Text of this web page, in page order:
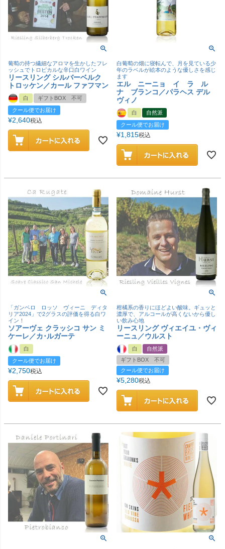
葡萄の持つ繊細なアロマを生かしたフレ
ッシュでトロピカルな辛口白ワイン
リースリング シルバーベルク
トロッケン／カール ファフマン
白
ギフトBOX 不可
クール便でお届け
¥2,640税込
白葡萄の畑に寝転んで、月を見ている少
年のラベルが絵本のような優しさを感じ
ます
エル ニーニョ イ ラ ル
ナ ブランコ／パラヘス デル
ヴィノ
白
自然派
クール便でお届け
¥1,815税込
「ガンベロ ロッソ ヴィーニ ディタ
リア2024」で2グラスの評価を得る白ワ
イン！
ソアーヴェ クラッシコ サン ミ
ケーレ／カ･ルガーテ
白
クール便でお届け
¥2,750税込
柑橘系の香りにほどよい酸味。ギュッと
濃厚で、アルコールが高くないから優し
い飲み心地
リースリング ヴィエイユ・ヴィ
ーニュ／ウルスト
白
自然派
ギフトBOX 不可
クール便でお届け
¥5,280税込